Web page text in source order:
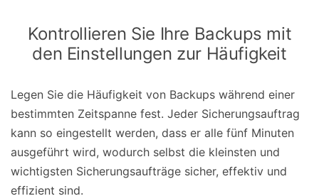
Kontrollieren Sie Ihre Backups mit
den Einstellungen zur Häufigkeit
Legen Sie die Häufigkeit von Backups während einer
bestimmten Zeitspanne fest. Jeder Sicherungsauftrag
kann so eingestellt werden, dass er alle fünf Minuten
ausgeführt wird, wodurch selbst die kleinsten und
wichtigsten Sicherungsaufträge sicher, effektiv und
effizient sind.